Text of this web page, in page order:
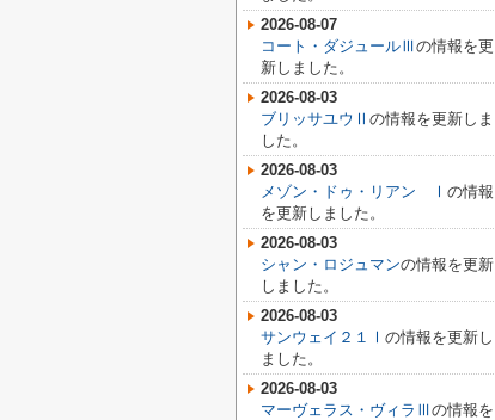
2026-08-07
コート・ダジュールⅢ の情報を更
新しました。
2026-08-03
ブリッサユウⅡ の情報を更新しま
した。
2026-08-03
メゾン・ドゥ・リアン Ⅰ の情報
を更新しました。
2026-08-03
シャン・ロジュマンの情報を更新
しました。
2026-08-03
サンウェイ２１Ⅰ の情報を更新し
ました。
2026-08-03
マーヴェラス・ヴィラⅢ の情報を